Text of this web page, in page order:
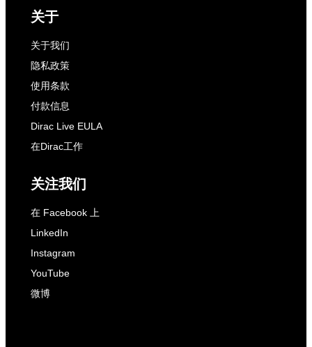
关于
关于我们
隐私政策
使用条款
付款信息
Dirac Live EULA
在Dirac工作
关注我们
在 Facebook 上
LinkedIn
Instagram
YouTube
微博